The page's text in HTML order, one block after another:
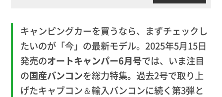
キャンピングカーを買うなら、まずチェックし
たいのが「今」の最新モデル。2025年5月15日
発売のオートキャンパー6月号では、いま注目
の国産バンコンを総力特集。過去2号で取り上
げたキャブコン＆輸入バンコンに続く第3弾と